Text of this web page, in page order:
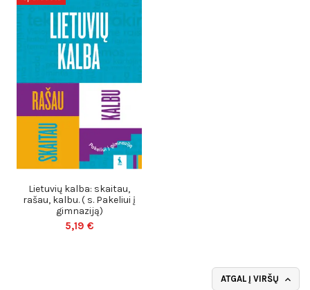
Lietuvių kalba: skaitau,
rašau, kalbu. ( s. Pakeliui į
gimnaziją)
5,19 €
ATGAL Į VIRŠŲ 